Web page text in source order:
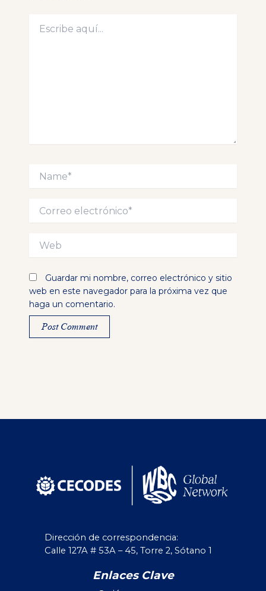
aquí...
electrónico*
Guardar mi nombre, correo electrónico y sitio
web en este navegador para la próxima vez que
haga un comentario.
Dirección de correspondencia:
Calle 127A # 53A – 45, Torre 2, Sótano 1
Enlaces Clave